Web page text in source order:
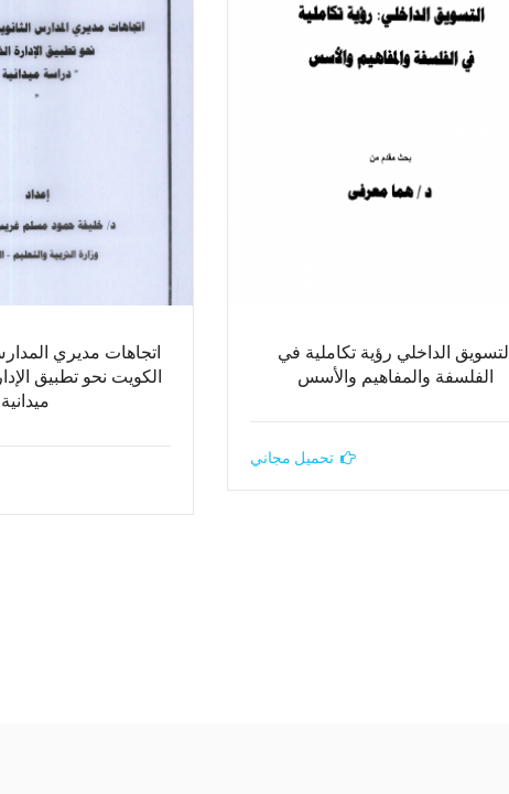
التسويق الداخلي رؤية تكاملية في
الفلسفة والمفاهيم والأسس
تحميل مجاني
اتجاهات مديري
الكويت نحو تطبيق
ميدانية